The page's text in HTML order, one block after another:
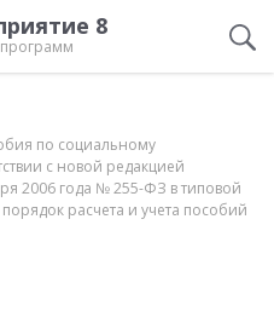
8
по социальному
с новой редакцией
2006 года № 255-ФЗ в типовой
расчета и учета пособий